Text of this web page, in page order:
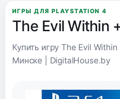
ИГРЫ ДЛЯ PLAYSTATION 4
The Evil Within
Купить игру The Evil
Минске | DigitalHouse.by